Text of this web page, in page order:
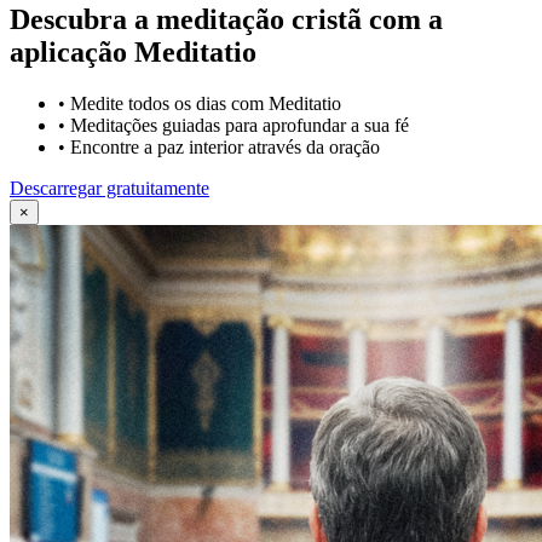
Descubra a meditação cristã com a
aplicação Meditatio
• Medite todos os dias com Meditatio
• Meditações guiadas para aprofundar a sua fé
• Encontre a paz interior através da oração
Descarregar gratuitamente
×